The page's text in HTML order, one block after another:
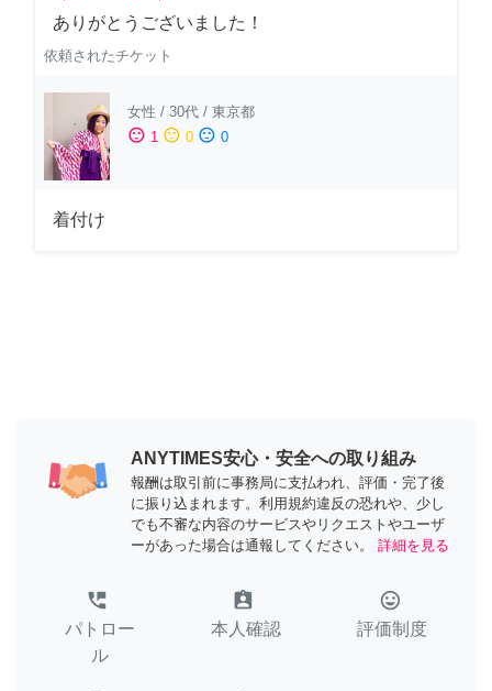
ありがとうございました！
依頼されたチケット
女性 / 30代 / 東京都
sentiment_satisfied 1 sentiment_neutral 0 sentiment_dissatisfied 0
着付け
ANYTIMES安心・安全への取り組み
報酬は取引前に事務局に支払われ、評価・完了後
に振り込まれます。利用規約違反の恐れや、少し
でも不審な内容のサービスやリクエストやユーザ
ーがあった場合は通報してください。
詳細を見る
perm_phone_msg
パトロー
ル
assignment_ind
本人確認
tag_faces
評価制度